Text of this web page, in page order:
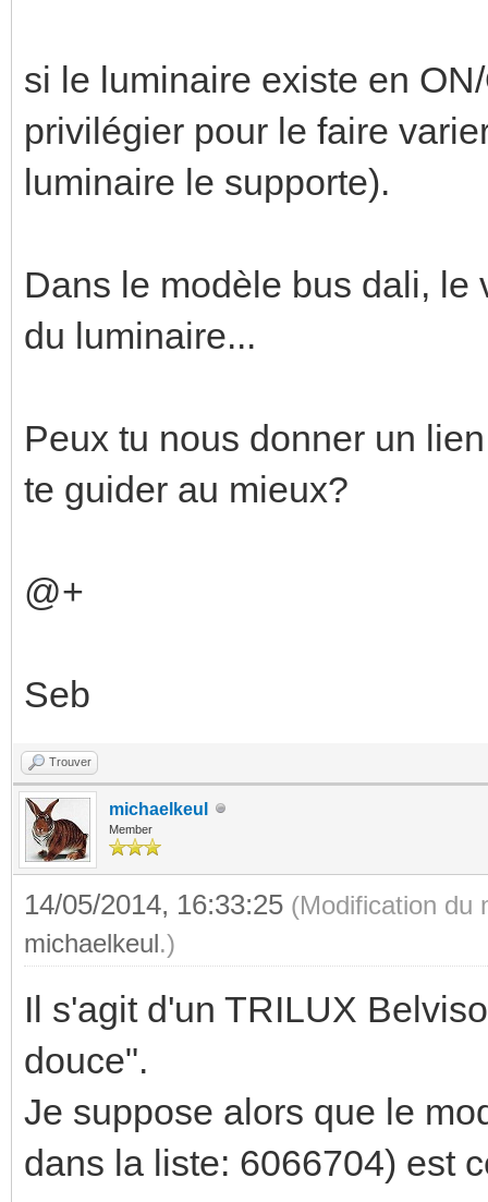
si le luminaire existe en
privilégier pour le faire
luminaire le supporte).
Dans le modèle bus dali, le
du luminaire...
Peux tu nous donner un
te guider au mieux?
@+
Seb
Trouver
michaelkeul
Member
14/05/2014, 16:33:25 (Modification du
michaelkeul.)
Il s'agit d'un TRILUX
douce".
Je suppose alors que le
dans la liste: 6066704) est